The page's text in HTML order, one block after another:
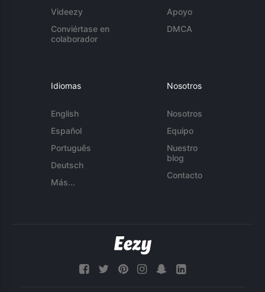
Videezy
Conviértase en
colaborador
Apoyo
DMCA
Idiomas
English
Español
Português
Deutsch
Más...
Nosotros
Nosotros
Equipo
Nuestro
blog
Contacto